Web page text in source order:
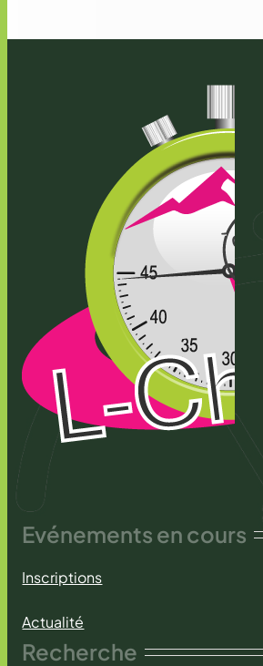
Evénements en cours
Inscriptions
Actualité
Recherche